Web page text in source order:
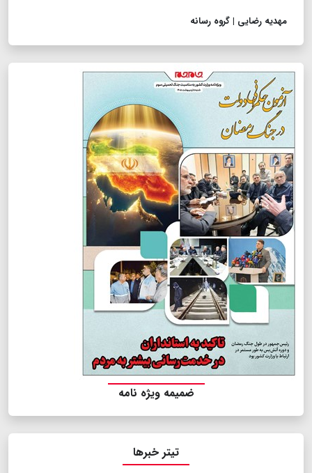
مهدیه رضایی | گروه رسانه
ضمیمه ویژه نامه
تیتر خبرها